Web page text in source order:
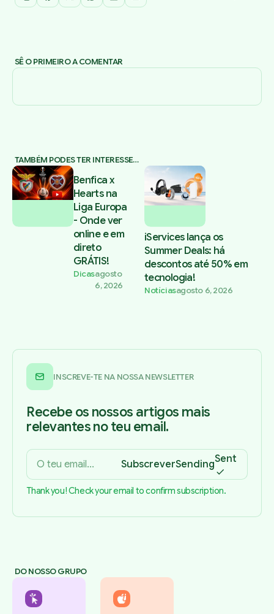
SÊ O PRIMEIRO A COMENTAR
TAMBÉM PODES TER INTERESSE…
Benfica x
Hearts na
Liga Europa
- Onde ver
online e em
direto
GRÁTIS!
Dicasagosto
6, 2026
iServices lança os
Summer Deals: há
descontos até 50% em
tecnologia!
Notíciasagosto 6, 2026
INSCREVE-TE NA NOSSA NEWSLETTER
Recebe os nossos artigos mais
relevantes no teu email.
SubscreverSendingSent
Thank you! Check your email to confirm subscription.
DO NOSSO GRUPO